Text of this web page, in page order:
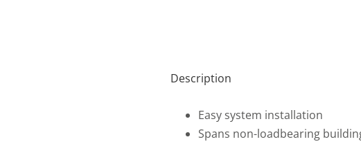
Description
Easy system installation
Spans non-loadbearing